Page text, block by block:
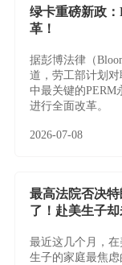
绿卡重磅新政
革！
据彭博法律（
道，劳工部计划
中最关键的PERM
进行全面改革。
2026-07-08
最高法院否决
了！赴美生子
最近这几个月，
生子的家庭最焦